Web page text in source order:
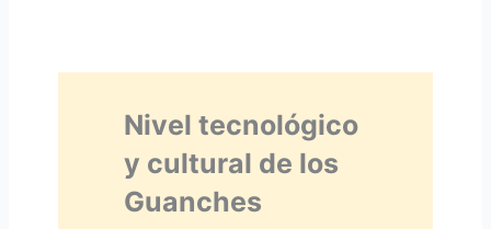
Nivel tecnológico
y cultural de los
Guanches